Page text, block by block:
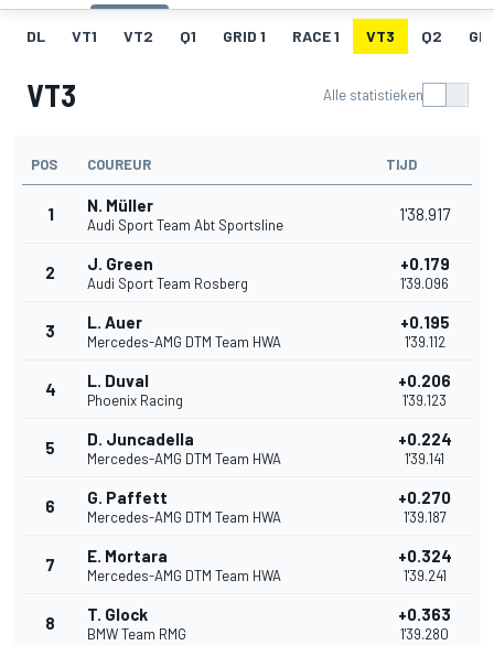
DL VT1 VT2 Q1 GRID 1 RACE 1 VT3 Q2
VT3 Alle statistieken
POS COUREUR TIJD
1 N. Müller
Audi Sport Team Abt Sportsline
1'38.917
2 J. Green
Audi Sport Team Rosberg
+0.179
1'39.096
3 L. Auer
Mercedes-AMG DTM Team HWA
+0.195
1'39.112
4 L. Duval
Phoenix Racing
+0.206
1'39.123
5 D. Juncadella
Mercedes-AMG DTM Team HWA
+0.224
1'39.141
6 G. Paffett
Mercedes-AMG DTM Team HWA
+0.270
1'39.187
7 E. Mortara
Mercedes-AMG DTM Team HWA
+0.324
1'39.241
8 T. Glock
BMW Team RMG
+0.363
1'39.280